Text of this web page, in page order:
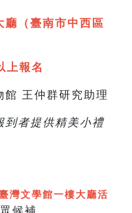
廳（臺南市中西區
上報名
館 王仲群研究助理
到者提供精美小禮
灣文學館一樓大廳活
候補。